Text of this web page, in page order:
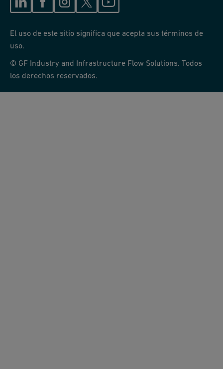
El uso de este sitio significa que acepta sus términos de
uso.
© GF Industry and Infrastructure Flow Solutions. Todos
los derechos reservados.